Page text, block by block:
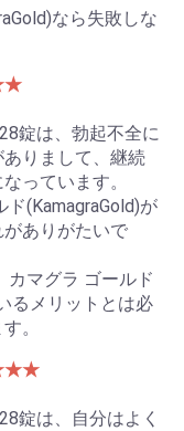
なら失敗しな
錠は、勃起不全に
りまして、継続
っています。
(KamagraGold)が
ありがたいで
カマグラ ゴールド
るメリットとは必
。
錠は、自分はよく